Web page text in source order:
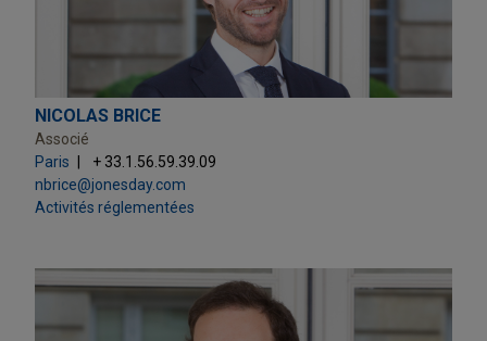
NICOLAS BRICE
Associé
Paris
+ 33.1.56.59.39.09
nbrice@jonesday.com
Activités réglementées